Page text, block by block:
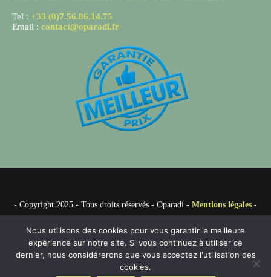
Tel : +33 (0)7.56.86.14.75
Email : contact@oparadi.fr
- Copyright 2025 - Tous droits réservés - Oparadi - Mentions légales -
Nous utilisons des cookies pour vous garantir la meilleure
expérience sur notre site. Si vous continuez à utiliser ce
dernier, nous considérerons que vous acceptez l'utilisation des
cookies.